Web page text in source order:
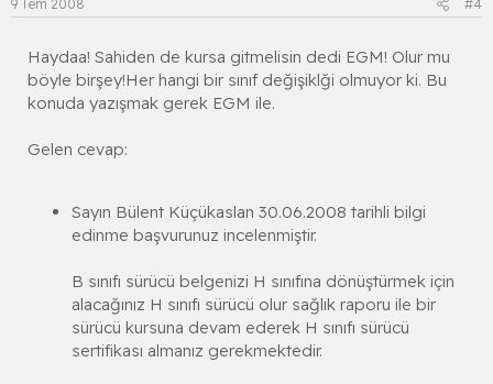
9 Tem 2008 #4
Haydaa! Sahiden de kursa gitmelisin dedi EGM! Olur mu
böyle birşey!Her hangi bir sınıf değişiklği olmuyor ki. Bu
konuda yazışmak gerek EGM ile.
Gelen cevap:
Sayın Bülent Küçükaslan 30.06.2008 tarihli bilgi
edinme başvurunuz incelenmiştir.
B sınıfı sürücü belgenizi H sınıfına dönüştürmek için
alacağınız H sınıfı sürücü olur sağlık raporu ile bir
sürücü kursuna devam ederek H sınıfı sürücü
sertifikası almanız gerekmektedir.